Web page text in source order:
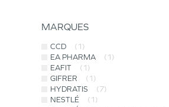
MARQUES
CCD
(1)
EA PHARMA
(1)
EAFIT
(1)
GIFRER
(1)
HYDRATIS
(7)
NESTLÉ
(1)